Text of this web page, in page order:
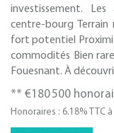
investissement.
centre-bourg Terrain
fort potentiel
commodités Bien
Fouesnant. À
** €180 500
Honoraires : 6.18% TTC